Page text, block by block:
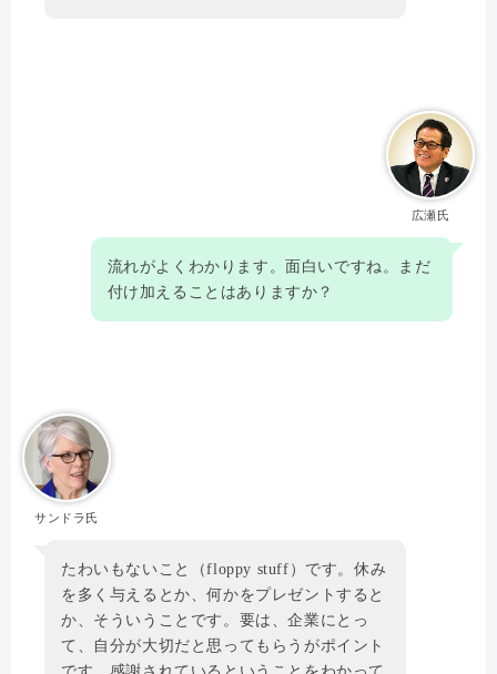
広瀬氏
流れがよくわかります。面白いですね。まだ
付け加えることはありますか？
サンドラ氏
たわいもないこと（floppy stuff）です。休み
を多く与えるとか、何かをプレゼントすると
か、そういうことです。要は、企業にとっ
て、自分が大切だと思ってもらうがポイント